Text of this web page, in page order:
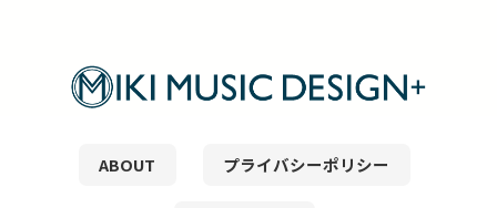
ABOUT プライバシーポリシー